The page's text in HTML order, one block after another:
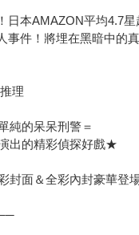
本AMAZON平均4.7星
事件！將埋在黑暗中的
理
純的呆呆刑警＝
出的精彩偵探好戲★
封面＆全彩內封豪華登